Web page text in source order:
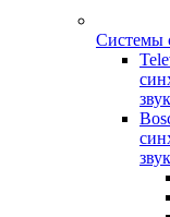
Системы